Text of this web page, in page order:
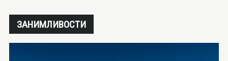
ЗАНИМЛИВОСТИ